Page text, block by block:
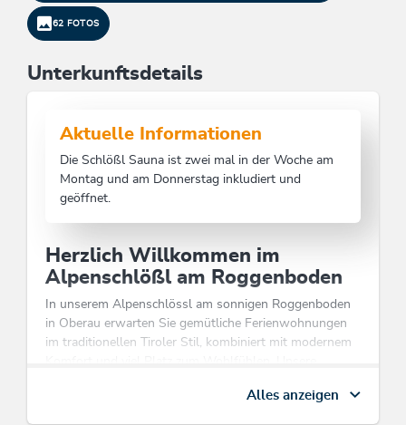
62 FOTOS
Unterkunftsdetails
Aktuelle Informationen
Die Schlößl Sauna ist zwei mal in der Woche am
Montag und am Donnerstag inkludiert und
geöffnet.
Herzlich Willkommen im
Alpenschlößl am Roggenboden
In unserem Alpenschlössl am sonnigen Roggenboden
in Oberau erwarten Sie gemütliche Ferienwohnungen
im traditionellen Tiroler Stil, kombiniert mit modernem
für Paare, Familien und Freunde und verfügen über voll
Alles anzeigen